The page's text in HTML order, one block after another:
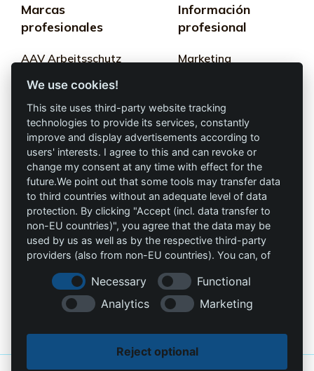
Marcas
profesionales
AAV Arbeitsschutz
Allprotec® Solo
trabaja seguro
Omniprotect –
Tienda Online
Información
profesional
Marketing
condiciones
Privacidad
Impresión
Contacto
info@die-schutzprofis.de
+49 (511) 679997-97
Wohlenbergstraße 6
Alemania
We use cookies!
This site uses third-party website tracking
technologies to provide its services, constantly
improve and display advertisements according to
users' interests. I agree to this and can revoke or
change my consent at any time with effect for the
future.We point out that some tools may transfer data
to third countries without an adequate level of data
protection. By clicking "Accept (incl. data transfer to
non-EU countries)", you agree that the data may be
used by us as well as by the respective third-party
providers (also from non-EU countries). You can, of
Necessary
Functional
Analytics
Marketing
Reject optional